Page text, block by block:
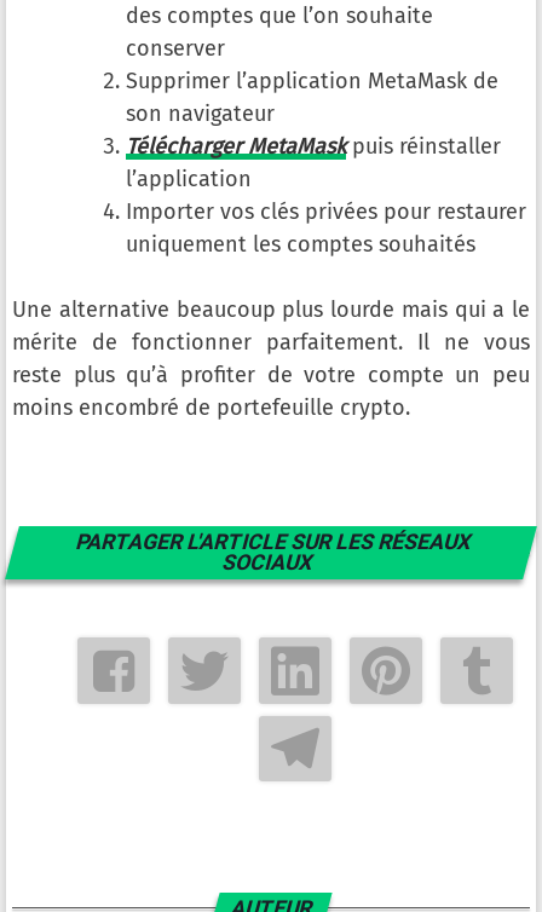
des comptes que l’on souhaite
conserver
Supprimer l’application MetaMask de
son navigateur
Télécharger MetaMaskpuis réinstaller
l’application
Importer vos clés privées pour restaurer
uniquement les comptes souhaités
Une alternative beaucoup plus lourde mais qui a le
mérite de fonctionner parfaitement. Il ne vous
reste plus qu’à profiter de votre compte un peu
moins encombré de portefeuille crypto.
PARTAGER L'ARTICLE SUR LES RÉSEAUX
SOCIAUX